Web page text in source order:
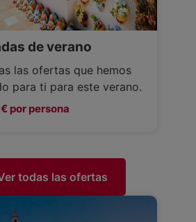
de verano
las ofertas que hemos
para ti para este verano.
por persona
todas las ofertas